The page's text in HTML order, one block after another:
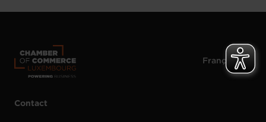
Contact